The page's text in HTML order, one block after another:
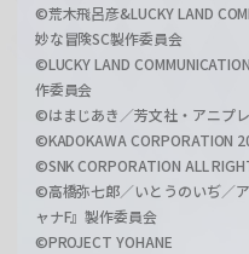
©荒木飛呂彦&LUCKY LAND
妙な冒険SC製作委員会
©LUCKY LAND
作委員会
©はまじあき／芳文社・アニプ
©KADOKAWA CORPORATION
©SNK CORPORATION ALL
©高橋弥七郎／いとうのいぢ／
ャナF』製作委員会
©PROJECT YOHANE